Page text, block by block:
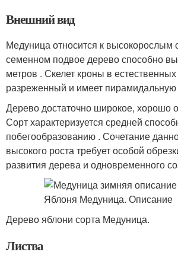
Внешний вид
Медуница относится к высокорослым
семенном подвое дерево способно
метров . Скелет кроны в
разреженный и имеет
Дерево достаточно широкое, хорошо
Сорт характеризуется средней
побегообразованию . Сочетание
высокого роста требует особой
развития дерева и одновременного
Дерево яблони сорта Медуница.
Листва